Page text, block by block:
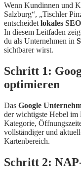
Wenn Kundinnen und
Salzburg“, „Tischler
entscheidet lokales SEO
In diesem Leitfaden
du als Unternehmen in
sichtbarer wirst.
Schritt 1:
optimieren
Das Google
der wichtigste Hebel im
Kategorie,
vollständiger und
Kartenbereich.
Schritt 2: